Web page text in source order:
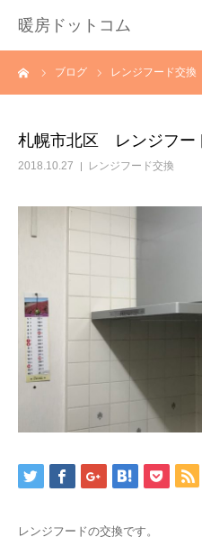
暖房ドットコム
ブログ レンジフード交換
札幌市北区 レンジフー
2018.10.27 レンジフード交換
レンジフードの交換です。
選ばれる理由
料金
お問い合わせ